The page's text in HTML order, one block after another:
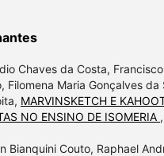
Chaves da Costa,
Filomena Maria Gonçalves da
MARVINSKETCH E
NO ENSINO DE ISOMERIA ,
Bianquini Couto, Raphael